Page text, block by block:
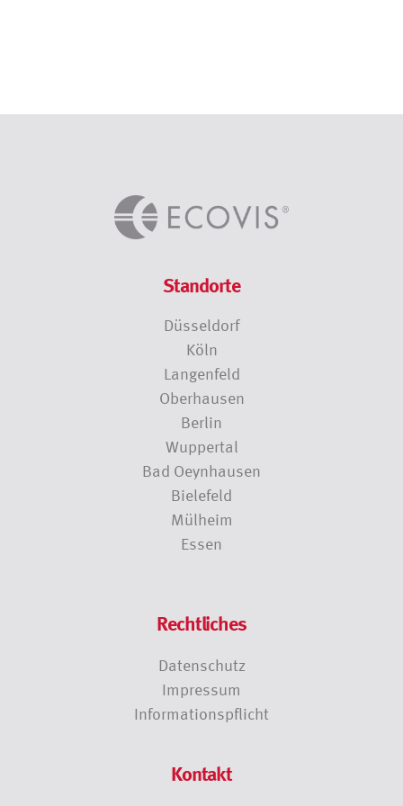
Standorte
Düsseldorf
Köln
Langenfeld
Oberhausen
Berlin
Wuppertal
Bad Oeynhausen
Bielefeld
Mülheim
Essen
Rechtliches
Datenschutz
Impressum
Informationspflicht
Kontakt